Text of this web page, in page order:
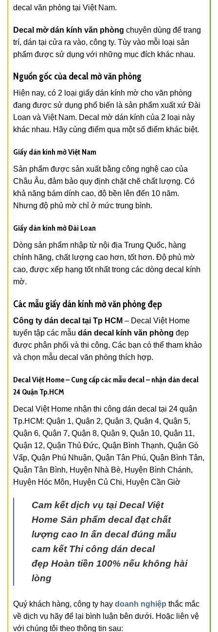
decal văn phòng tại Việt Nam.
Decal mờ dán kính văn phòng chuyên dùng để trang
trí, dán tại cửa ra vào, công ty. Tùy vào mỗi loại sản
phẩm được sử dụng với những mục đích khác nhau.
Nguồn gốc của decal mờ văn phòng
Hiện nay, có 2 loại giấy dán kính mờ cho văn phòng
đang được sử dụng phổ biến là sản phẩm xuất xứ Đài
Loan và Việt Nam. Decal mờ dán kính của 2 loại này
khác nhau. Hãy cùng điểm qua một số điểm khác biệt.
Giấy dán kính mờ Việt Nam
Sản phẩm được sản xuất bằng công nghệ cao của
Châu Âu, đảm bảo quy định chặt chẽ chất lượng. Có
khả năng bám dính cao, độ bền lên đến 10 năm.
Nhưng độ phủ mờ chỉ ở mức trung bình.
Giấy dán kính mờ Đài Loan
Dòng sản phẩm nhập từ nội địa Trung Quốc, hàng
chính hãng, chất lượng cao hơn, tốt hơn. Độ phủ mờ
cao, được xếp hạng tốt nhất trong các dòng decal kính
mờ.
Các mẫu giấy dán kính mờ văn phòng đẹp
Công ty dán decal tại Tp HCM – Decal Việt Home
tuyển tập các mẫu dán decal kính văn phòng đẹp
được phân phối và thi công. Các bạn có thể tham khảo
và chọn mẫu decal văn phòng thích hợp.
Decal Việt Home – Cung cấp các mẫu decal – nhận dán decal
24 Quận Tp.HCM
Decal Việt Home nhận thi công dán decal tại 24 quận
Tp.HCM: Quận 1, Quận 2, Quận 3, Quận 4, Quận 5,
Quận 6, Quận 7, Quận 8, Quận 9, Quận 10, Quận 11,
Quận 12, Quận Thủ Đức, Quận Bình Thạnh, Quận Gò
Vấp, Quận Phú Nhuận, Quận Tân Phú, Quận Bình Tân,
Quận Tân Bình, Huyện Nhà Bè, Huyện Bình Chánh,
Huyện Hóc Môn, Huyện Củ Chi, Huyện Cần Giờ
Cam kết dịch vụ tại Decal Việt
Home Sản phẩm decal đạt chất
lượng cao In ấn decal đúng mẫu
cam kết Thi công dán decal
đẹp Hoàn tiền 100% nếu không hài
lòng
Quý khách hàng, công ty hay doanh nghiệp thắc mắc
về dịch vụ hãy để lại bình luận bên dưới. Hoặc liên vệ
với chúng tôi theo thông tin sau: